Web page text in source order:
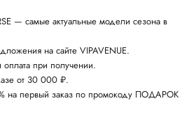
— самые актуальные модели сезона в
на сайте VIPAVENUE.
при получении.
от 30 000 ₽.
на первый заказ по промокоду ПОДАРОК